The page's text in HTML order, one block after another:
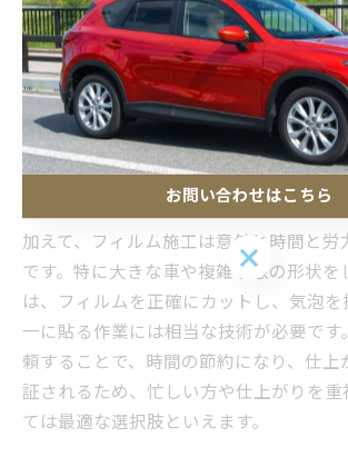
性や紫外線カット効果を保証してくれ
期間にわたって安定した性能を発揮で
工してもらえる可能性が高いです。さら
するフィルムは、DIY用のフィルムより
多く、耐久性や紫外線カット機能も優れ
いです。
加えて、フィルム施工は意外と時間と
です。特に大きな車や複雑な窓の形状を
は、フィルムを正確にカットし、気泡
一に貼る作業には相当な技術が必要で
頼することで、時間の節約になり、仕
証されるため、忙しい方や仕上がりを重
ては最適な選択肢といえます。
お問い合わせはこちら
お問い合わせはこちら